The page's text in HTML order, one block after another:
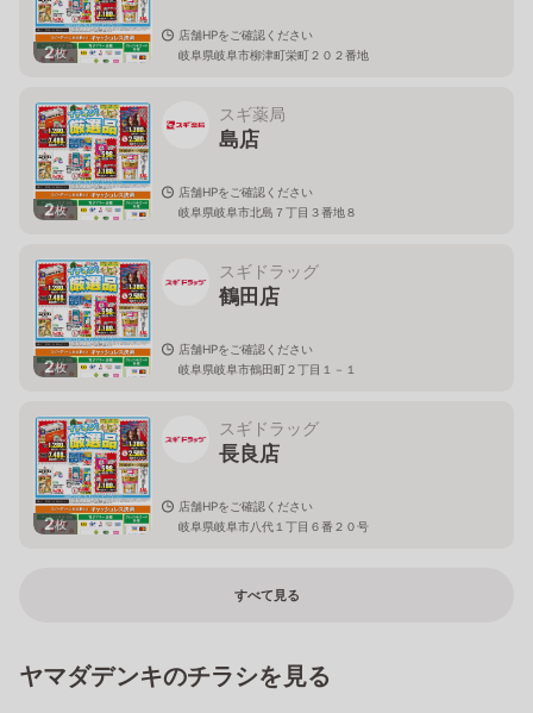
2枚
店舗HPをご確認ください
岐阜県岐阜市柳津町栄町２０２番地
2枚
スギ薬局
島店
店舗HPをご確認ください
岐阜県岐阜市北島７丁目３番地８
2枚
スギドラッグ
鶴田店
店舗HPをご確認ください
岐阜県岐阜市鶴田町２丁目１－１
2枚
スギドラッグ
長良店
店舗HPをご確認ください
岐阜県岐阜市八代１丁目６番２０号
すべて見る
ヤマダデンキのチラシを見る